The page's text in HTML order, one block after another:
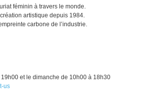
féminin à travers le monde.
artistique depuis 1984.
carbone de l’industrie.
et le dimanche de 10h00 à 18h30
us